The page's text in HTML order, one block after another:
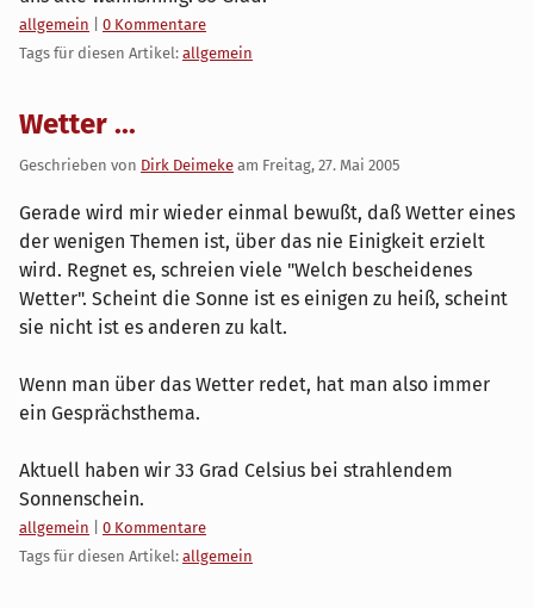
Kategorien:
allgemein
0 Kommentare
Tags für diesen Artikel: allgemein
Wetter ...
Geschrieben von Dirk Deimeke am Freitag, 27. Mai 2005
Gerade wird mir wieder einmal bewußt, daß Wetter eines
der wenigen Themen ist, über das nie Einigkeit erzielt
wird. Regnet es, schreien viele "Welch bescheidenes
Wetter". Scheint die Sonne ist es einigen zu heiß, scheint
sie nicht ist es anderen zu kalt.
Wenn man über das Wetter redet, hat man also immer
ein Gesprächsthema.
Aktuell haben wir 33 Grad Celsius bei strahlendem
Sonnenschein.
Kategorien:
allgemein
0 Kommentare
Tags für diesen Artikel: allgemein